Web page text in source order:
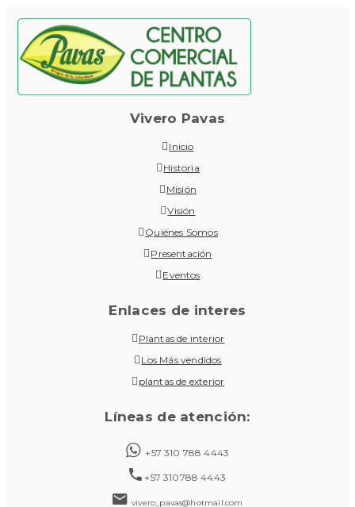
Vivero Pavas
Inicio
Historia
Misión
Visión
Quiénes Somos
Presentación
Eventos
Enlaces de interes
Plantas de interior
Los Más vendidos
plantas de exterior
Líneas de atención:
+57 310 788 4443
+57 310788 4443
vivero_pavas@hotmail.com